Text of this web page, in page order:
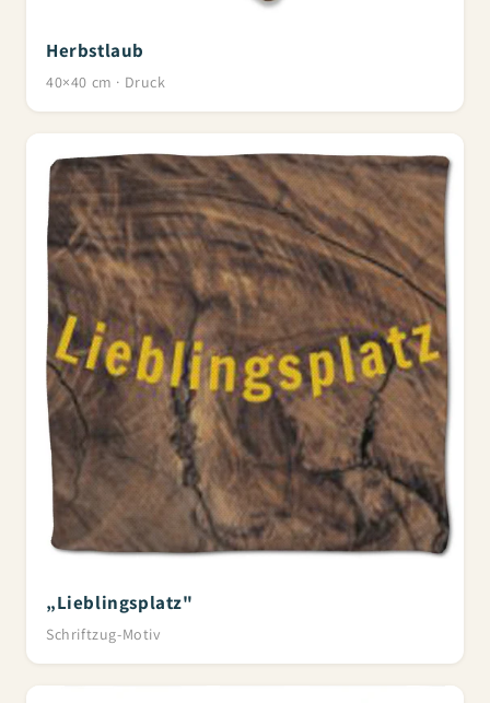
Herbstlaub
40×40 cm · Druck
„Lieblingsplatz"
Schriftzug-Motiv